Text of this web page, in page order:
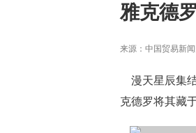
雅克德
来源：中国贸易新闻
漫天星辰集
克德罗将其藏